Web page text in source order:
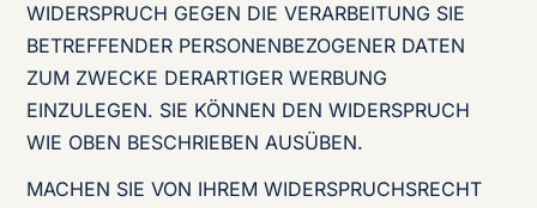
WIDERSPRUCH GEGEN DIE VERARBEITUNG SIE
BETREFFENDER PERSONENBEZOGENER DATEN
ZUM ZWECKE DERARTIGER WERBUNG
EINZULEGEN. SIE KÖNNEN DEN WIDERSPRUCH
WIE OBEN BESCHRIEBEN AUSÜBEN.
MACHEN SIE VON IHREM WIDERSPRUCHSRECHT